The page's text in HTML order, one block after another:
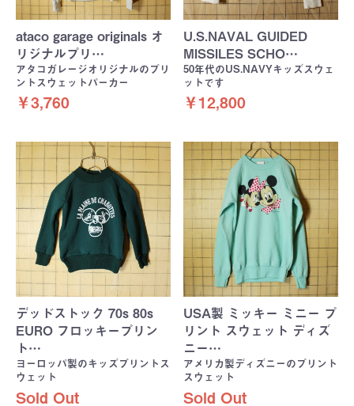
ataco garage originals オ
リジナルプリ…
アタコガレージオリジナルのプリ
ントスウェットパーカー
￥3,760
U.S.NAVAL GUIDED
MISSILES SCHO…
50年代のUS.NAVYキッズスウェ
ットです
￥12,800
デッドストック 70s 80s
EURO フロッキープリン
ト…
ヨーロッパ製のキッズプリントス
ウェット
Sold Out
USA製 ミッキー ミニー プ
リント スウェット ディズ
ニー…
アメリカ製ディズニーのプリント
スウェット
Sold Out